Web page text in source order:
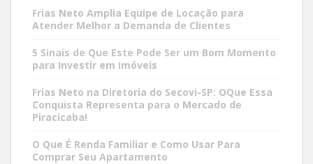
Frias Neto Amplia Equipe de Locação para
Atender Melhor a Demanda de Clientes
5 Sinais de Que Este Pode Ser um Bom Momento
para Investir em Imóveis
Frias Neto na Diretoria do Secovi-SP: OQue Essa
Conquista Representa para o Mercado de
Piracicaba!
O Que É Renda Familiar e Como Usar Para
Comprar Seu Apartamento